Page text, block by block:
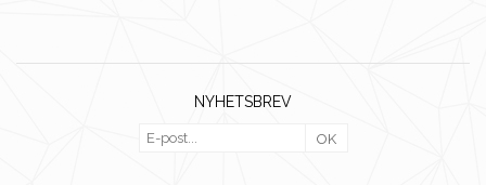
NYHETSBREV
OK